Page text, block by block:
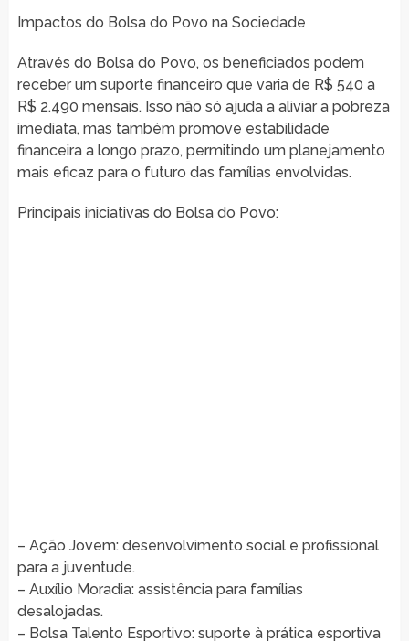
Impactos do Bolsa do Povo na Sociedade
Através do Bolsa do Povo, os beneficiados podem
receber um suporte financeiro que varia de R$ 540 a
R$ 2.490 mensais. Isso não só ajuda a aliviar a pobreza
imediata, mas também promove estabilidade
financeira a longo prazo, permitindo um planejamento
mais eficaz para o futuro das famílias envolvidas.
Principais iniciativas do Bolsa do Povo:
– Ação Jovem: desenvolvimento social e profissional
para a juventude.
– Auxílio Moradia: assistência para famílias
desalojadas.
– Bolsa Talento Esportivo: suporte à prática esportiva